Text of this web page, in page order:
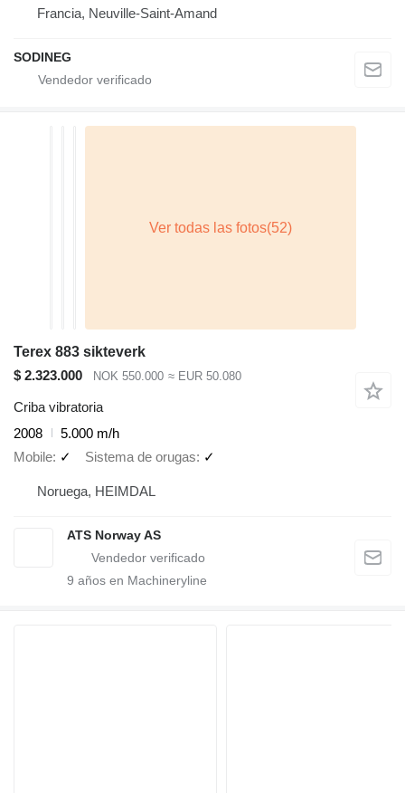
Francia, Neuville-Saint-Amand
SODINEG
Terex 883 sikteverk
$ 2.323.000
NOK 550.000 ≈ EUR 50.080
Criba vibratoria
2008
5.000 m/h
Mobile ✓ Sistema de orugas ✓
Noruega, HEIMDAL
ATS Norway AS
9 años en Machineryline